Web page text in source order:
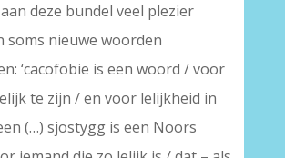
deze bundel veel plezier
soms nieuwe woorden
‘cacofobie is een woord / voor
te zijn / en voor lelijkheid in
(…) sjostygg is een Noors